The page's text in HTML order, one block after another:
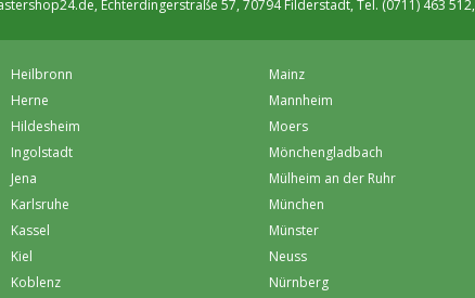
Echterdingerstraße 57, 70794 Filderstadt, Tel. (0711) 463 512,
Heilbronn
Herne
Hildesheim
Ingolstadt
Jena
Karlsruhe
Kassel
Kiel
Koblenz
Mainz
Mannheim
Moers
Mönchen­gladbach
Mülheim an der Ruhr
München
Münster
Neuss
Nürnberg